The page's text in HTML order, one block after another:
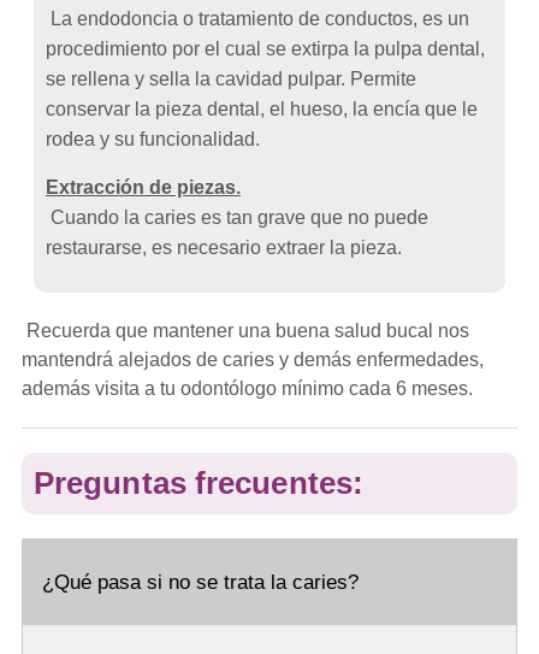
La endodoncia o tratamiento de conductos, es un
procedimiento por el cual se extirpa la pulpa dental,
se rellena y sella la cavidad pulpar. Permite
conservar la pieza dental, el hueso, la encía que le
rodea y su funcionalidad.
Extracción de piezas.
Cuando la caries es tan grave que no puede
restaurarse, es necesario extraer la pieza.
Recuerda que mantener una buena salud bucal nos
mantendrá alejados de caries y demás enfermedades,
además visita a tu odontólogo mínimo cada 6 meses.
Preguntas frecuentes:
¿Qué pasa si no se trata la caries?